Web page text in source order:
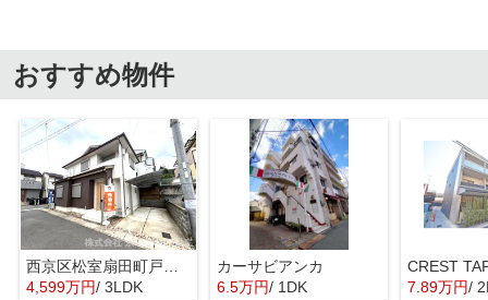
おすすめ物件
4,599万円/ 3LDK
カーサビアンカ
6.5万円/ 1DK
CREST
7.89万円/